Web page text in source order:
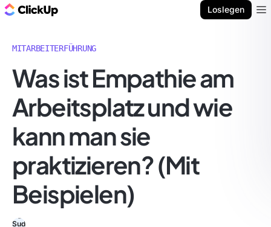
Loslegen
MITARBEITERFÜHRUNG
Was ist Empathie am
Arbeitsplatz und wie
kann man sie
praktizieren? (Mit
Beispielen)